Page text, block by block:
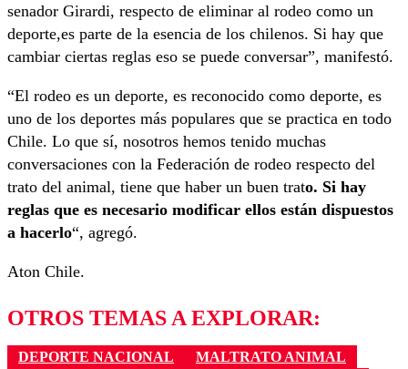
senador Girardi, respecto de eliminar al rodeo como un
deporte,es parte de la esencia de los chilenos. Si hay que
cambiar ciertas reglas eso se puede conversar”, manifestó.
“El rodeo es un deporte, es reconocido como deporte, es
uno de los deportes más populares que se practica en todo
Chile. Lo que sí, nosotros hemos tenido muchas
conversaciones con la Federación de rodeo respecto del
trato del animal, tiene que haber un buen trato. Si hay
reglas que es necesario modificar ellos están dispuestos
a hacerlo“, agregó.
Aton Chile.
OTROS TEMAS A EXPLORAR:
DEPORTE NACIONAL
MALTRATO ANIMAL